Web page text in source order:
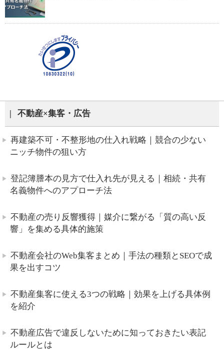
不動産×集客・広告
再建築不可・不整形地の仕入れ戦略｜競合の少ない
ニッチ物件の狙い方
登記簿謄本の見方で仕入れ先が見える｜相続・共有
名義物件へのアプローチ法
不動産の売り反響獲得｜媒介に繋がる「質の高い反
響」を集める具体的施策
不動産会社のWeb集客まとめ｜手法の種類とSEOで成
果を出すコツ
不動産集客に使える3つの戦略｜効果を上げる具体例
を紹介
不動産広告で違反しないために知っておきたい表記
ルールとは